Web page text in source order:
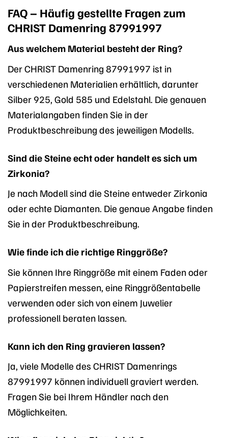
FAQ – Häufig gestellte Fragen zum
CHRIST Damenring 87991997
Aus welchem Material besteht der Ring?
Der CHRIST Damenring 87991997 ist in
verschiedenen Materialien erhältlich, darunter
Silber 925, Gold 585 und Edelstahl. Die genauen
Materialangaben finden Sie in der
Produktbeschreibung des jeweiligen Modells.
Sind die Steine echt oder handelt es sich um
Zirkonia?
Je nach Modell sind die Steine entweder Zirkonia
oder echte Diamanten. Die genaue Angabe finden
Sie in der Produktbeschreibung.
Wie finde ich die richtige Ringgröße?
Sie können Ihre Ringgröße mit einem Faden oder
Papierstreifen messen, eine Ringgrößentabelle
verwenden oder sich von einem Juwelier
professionell beraten lassen.
Kann ich den Ring gravieren lassen?
Ja, viele Modelle des CHRIST Damenrings
87991997 können individuell graviert werden.
Fragen Sie bei Ihrem Händler nach den
Möglichkeiten.